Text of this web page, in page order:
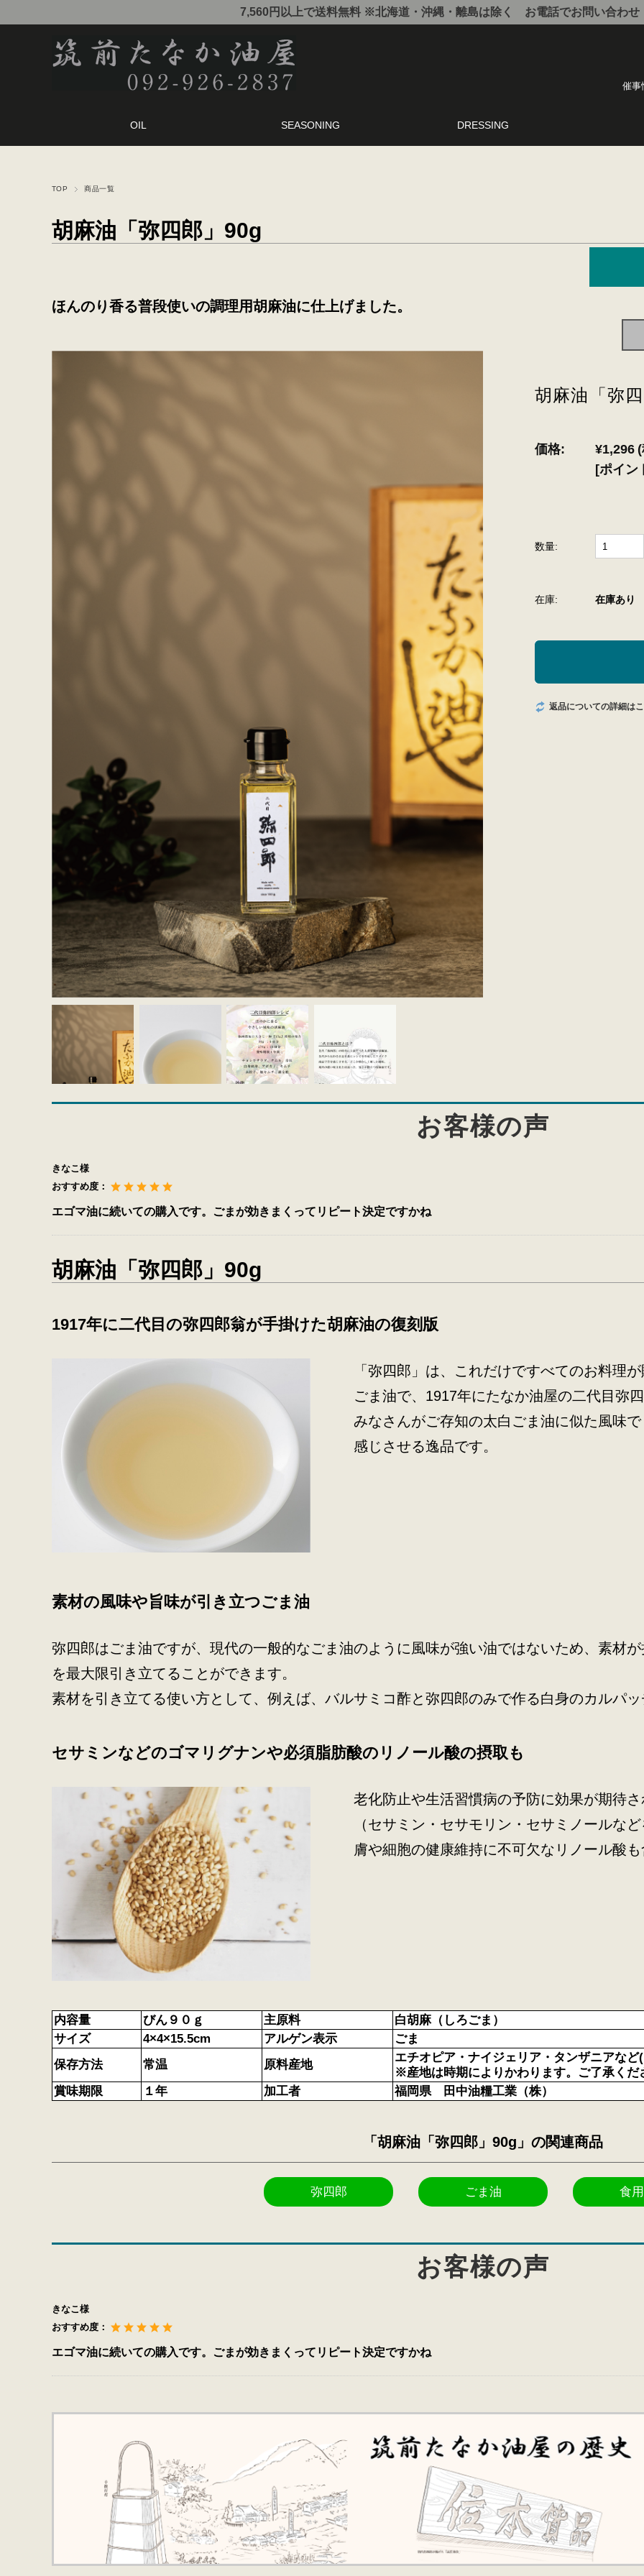
7,560円以上で送料無料 ※北海道・沖縄・離島は除く お電話でお問い合わせ
催事
OIL SEASONING DRESSING
TOP 商品一覧
胡麻油「弥四郎」90g
ほんのり香る普段使いの調理用胡麻油に仕上げました。
胡麻油「弥
価格: ¥1,296
[ポイン
数量:
在庫: 在庫あり
返品についての詳細は
お客様の声
きなこ様
おすすめ度：
エゴマ油に続いての購入です。ごまが効きまくってリピート決定ですかね
胡麻油「弥四郎」90g
1917年に二代目の弥四郎翁が手掛けた胡麻油の復刻版
「弥四郎」は、これだけですべてのお料理
ごま油で、1917年にたなか油屋の二代目弥
みなさんがご存知の太白ごま油に似た風味
感じさせる逸品です。
素材の風味や旨味が引き立つごま油
弥四郎はごま油ですが、現代の一般的なごま油のように風味が強い油ではないため、素材
を最大限引き立てることができます。
素材を引き立てる使い方として、例えば、バルサミコ酢と弥四郎のみで作る白身のカルパ
セサミンなどのゴマリグナンや必須脂肪酸のリノール酸の摂取も
老化防止や生活習慣病の予防に効果が期待
（セサミン・セサモリン・セサミノールな
膚や細胞の健康維持に不可欠なリノール酸
内容量 びん９０ｇ 主原料
白胡麻（しろごま）
サイズ
4×4×15.5cm アルゲン表示
ごま
保存方法
常温 原料産地
エチオピア・ナイジェリア・タンザニアなど
※産地は時期によりかわります。ご了承くだ
賞味期限
１年 加工者 福岡県 田中油糧工業（株）
「胡麻油「弥四郎」90g」の関連商品
弥四郎 ごま油 食
お客様の声
きなこ様
おすすめ度：
エゴマ油に続いての購入です。ごまが効きまくってリピート決定ですかね